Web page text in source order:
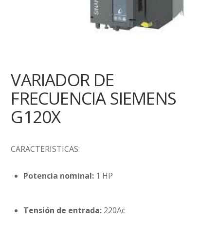
VARIADOR DE
FRECUENCIA SIEMENS
G120X
CARACTERISTICAS:
Potencia nominal: 1 HP
Tensión de entrada: 220Ac